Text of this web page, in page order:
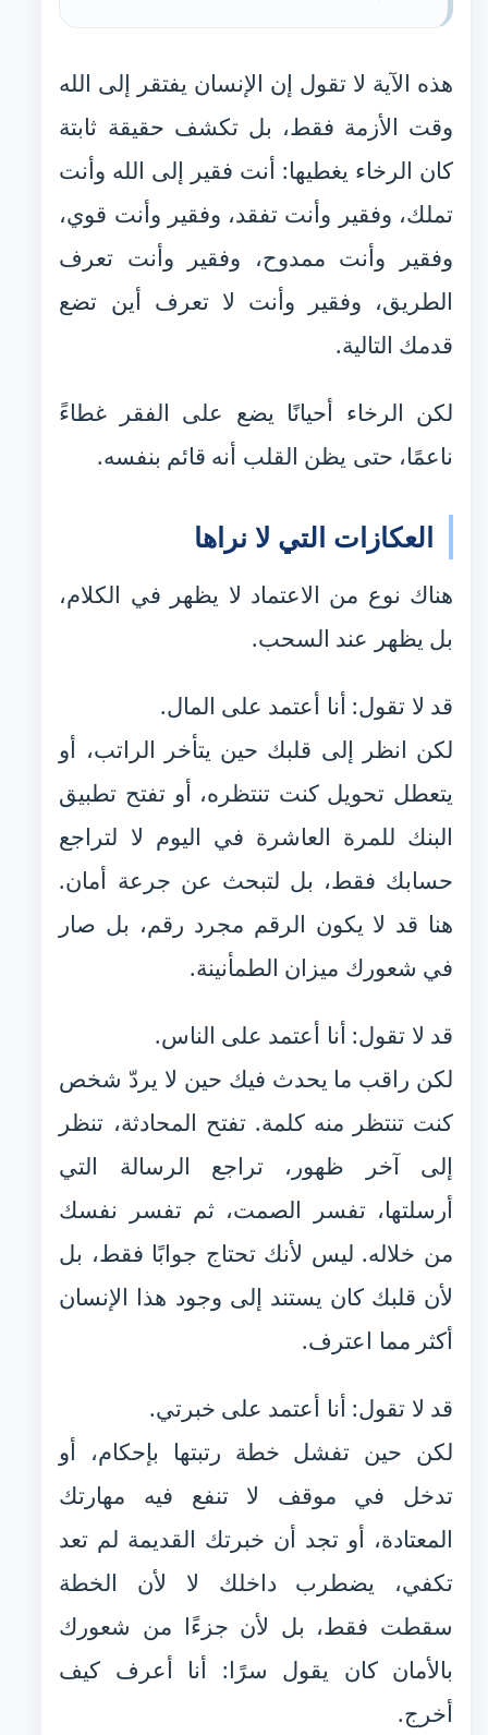
هذه الآية لا تقول إن الإنسان يفتقر إلى الله
وقت الأزمة فقط، بل تكشف حقيقة ثابتة
كان الرخاء يغطيها: أنت فقير إلى الله وأنت
تملك، وفقير وأنت تفقد، وفقير وأنت قوي،
وفقير وأنت ممدوح، وفقير وأنت تعرف
الطريق، وفقير وأنت لا تعرف أين تضع
قدمك التالية.
لكن الرخاء أحيانًا يضع على الفقر غطاءً
ناعمًا، حتى يظن القلب أنه قائم بنفسه.
العكازات التي لا نراها
هناك نوع من الاعتماد لا يظهر في الكلام،
بل يظهر عند السحب.
قد لا تقول: أنا أعتمد على المال.
لكن انظر إلى قلبك حين يتأخر الراتب، أو
يتعطل تحويل كنت تنتظره، أو تفتح تطبيق
البنك للمرة العاشرة في اليوم لا لتراجع
حسابك فقط، بل لتبحث عن جرعة أمان.
هنا قد لا يكون الرقم مجرد رقم، بل صار
في شعورك ميزان الطمأنينة.
قد لا تقول: أنا أعتمد على الناس.
لكن راقب ما يحدث فيك حين لا يردّ شخص
كنت تنتظر منه كلمة. تفتح المحادثة، تنظر
إلى آخر ظهور، تراجع الرسالة التي
أرسلتها، تفسر الصمت، ثم تفسر نفسك
من خلاله. ليس لأنك تحتاج جوابًا فقط، بل
لأن قلبك كان يستند إلى وجود هذا الإنسان
أكثر مما اعترف.
قد لا تقول: أنا أعتمد على خبرتي.
لكن حين تفشل خطة رتبتها بإحكام، أو
تدخل في موقف لا تنفع فيه مهارتك
المعتادة، أو تجد أن خبرتك القديمة لم تعد
تكفي، يضطرب داخلك لا لأن الخطة
سقطت فقط، بل لأن جزءًا من شعورك
بالأمان كان يقول سرًا: أنا أعرف كيف
أخرج.